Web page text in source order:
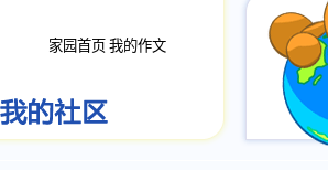
家园首页 我的作文